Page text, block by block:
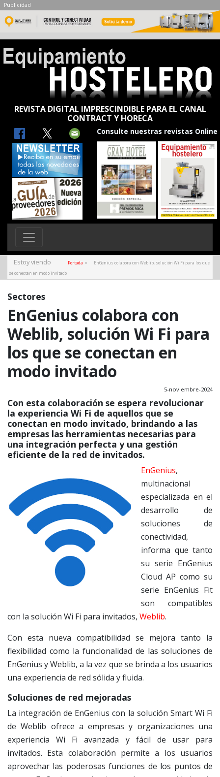
Publicidad
REVISTA DIGITAL IMPRESCINDIBLE PARA EL CANAL
CONTRACT Y HORECA
Consulte nuestras revistas Online
Estoy viendo Portada »
EnGenius colabora con Weblib, solución Wi Fi para los que
se conectan en modo invitado
Sectores
EnGenius colabora con
Weblib, solución Wi Fi para
los que se conectan en
modo invitado
5-noviembre-2024
Con esta colaboración se espera revolucionar
la experiencia Wi Fi de aquellos que se
conectan en modo invitado, brindando a las
empresas las herramientas necesarias para
una integración perfecta y una gestión
eficiente de la red de invitados.
EnGenius,
multinacional
especializada en el
desarrollo de
soluciones de
conectividad,
informa que tanto
su serie EnGenius
Cloud AP como su
serie EnGenius Fit
son compatibles
con la solución Wi Fi para invitados, Weblib.
Con esta nueva compatibilidad se mejora tanto la
flexibilidad como la funcionalidad de las soluciones de
EnGenius y Weblib, a la vez que se brinda a los usuarios
una experiencia de red sólida y fluida.
Soluciones de red mejoradas
La integración de EnGenius con la solución Smart Wi Fi
de Weblib ofrece a empresas y organizaciones una
experiencia Wi Fi avanzada y fácil de usar para
invitados. Esta colaboración permite a los usuarios
aprovechar las poderosas funciones de los puntos de